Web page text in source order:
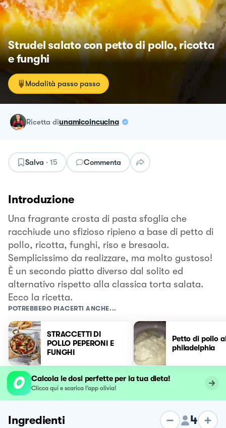
Strudel salato con petto di pollo, ricotta
e funghi
Modalità passo passo
ricetta diunamicoincucina
Salva · 15 Commenta
Introduzione
Una fragrante crosta di pasta sfoglia che
racchiude uno sfizioso ripieno a base di petto di
pollo, ricotta, funghi, riso e bresaola.
Semplicissimo da realizzare, ma molto gustoso!
È un secondo piatto diverso dal solito ed
alternativo rispetto alla classica torta salata.
Ecco la ricetta.
POTREBBERO PIACERTI ANCHE...
STRACCETTI DI
POLLO PEPERONI E
FUNGHI
Petto di pollo
philadelphia
Calcola le dosi perfette per la tua dieta!
Clicca qui e scarica l’app olivia!
Ingredienti 4